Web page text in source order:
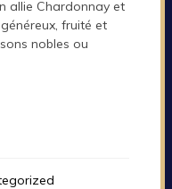
allie Chardonnay et
fruité et
nobles ou